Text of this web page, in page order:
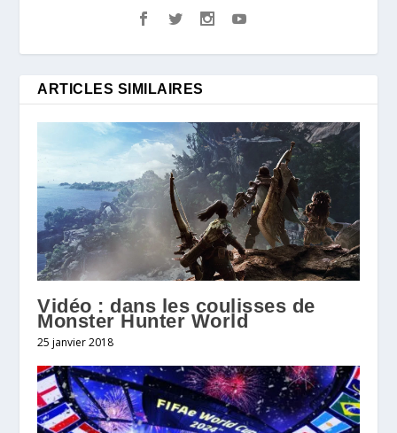
ARTICLES SIMILAIRES
Vidéo : dans les coulisses de
Monster Hunter World
25 janvier 2018